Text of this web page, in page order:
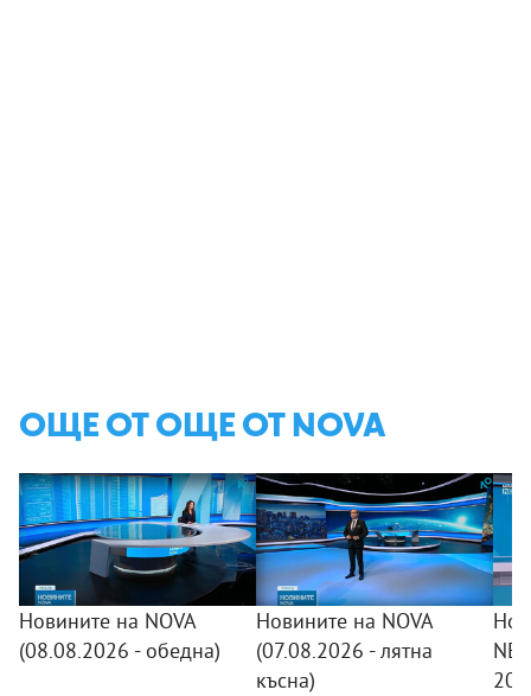
ОЩЕ ОТ ОЩЕ ОТ NOVA
Новините на NOVA
(08.08.2026 - обедна)
Новините на NOVA
(07.08.2026 - лятна
късна)